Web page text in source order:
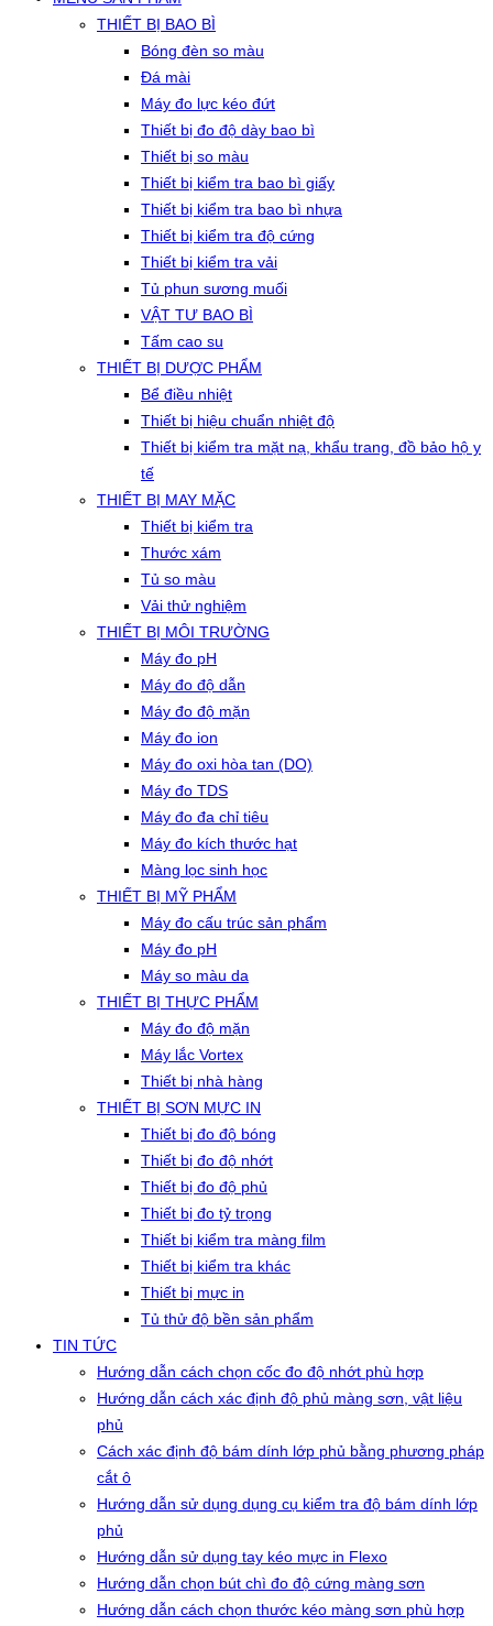
THIẾT BỊ BAO BÌ
Bóng đèn so màu
Đá mài
Máy đo lực kéo đứt
Thiết bị đo độ dày bao bì
Thiết bị so màu
Thiết bị kiểm tra bao bì giấy
Thiết bị kiểm tra bao bì nhựa
Thiết bị kiểm tra độ cứng
Thiết bị kiểm tra vải
Tủ phun sương muối
VẬT TƯ BAO BÌ
Tấm cao su
THIẾT BỊ DƯỢC PHẨM
Bể điều nhiệt
Thiết bị hiệu chuẩn nhiệt độ
Thiết bị kiểm tra mặt nạ, khẩu trang, đồ bảo hộ y
tế
THIẾT BỊ MAY MẶC
Thiết bị kiểm tra
Thước xám
Tủ so màu
Vải thử nghiệm
THIẾT BỊ MÔI TRƯỜNG
Máy đo pH
Máy đo độ dẫn
Máy đo độ mặn
Máy đo ion
Máy đo oxi hòa tan (DO)
Máy đo TDS
Máy đo đa chỉ tiêu
Máy đo kích thước hạt
Màng lọc sinh học
THIẾT BỊ MỸ PHẨM
Máy đo cấu trúc sản phẩm
Máy đo pH
Máy so màu da
THIẾT BỊ THỰC PHẨM
Máy đo độ mặn
Máy lắc Vortex
Thiết bị nhà hàng
THIẾT BỊ SƠN MỰC IN
Thiết bị đo độ bóng
Thiết bị đo độ nhớt
Thiết bị đo độ phủ
Thiết bị đo tỷ trọng
Thiết bị kiểm tra màng film
Thiết bị kiểm tra khác
Thiết bị mực in
Tủ thử độ bền sản phẩm
TIN TỨC
Hướng dẫn cách chọn cốc đo độ nhớt phù hợp
Hướng dẫn cách xác định độ phủ màng sơn, vật liệu
phủ
Cách xác định độ bám dính lớp phủ bằng phương pháp
cắt ô
Hướng dẫn sử dụng dụng cụ kiểm tra độ bám dính lớp
phủ
Hướng dẫn sử dụng tay kéo mực in Flexo
Hướng dẫn chọn bút chì đo độ cứng màng sơn
Hướng dẫn cách chọn thước kéo màng sơn phù hợp